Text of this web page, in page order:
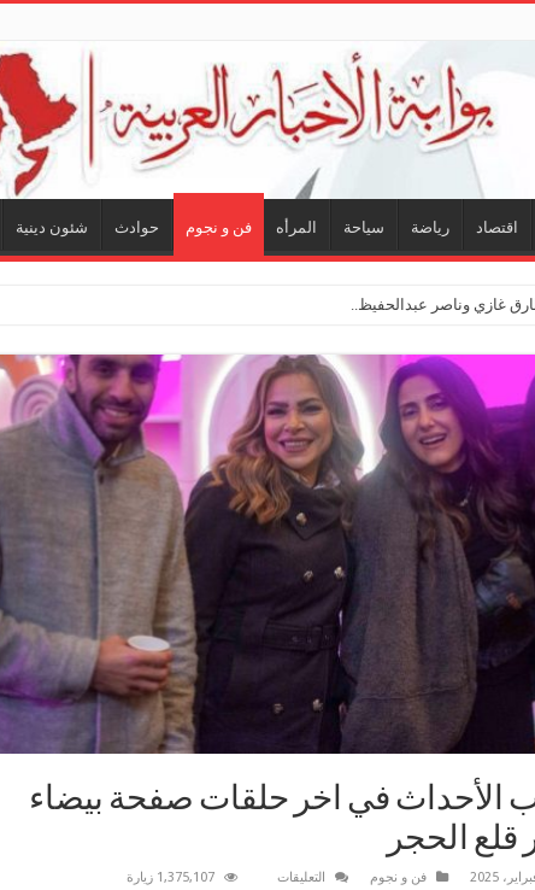
اقتصاد رياضة سياحة المرأه فن و نجوم حوادث شئون دينية
غازي وناصر عبدالحفيظ.. شراكة فنية ترسم ملامح مستقب
الأحداث في اخر حلقات صفحة بيضاء
الحجر
فن و نجوم التعليقات 1,375,107 زيارة